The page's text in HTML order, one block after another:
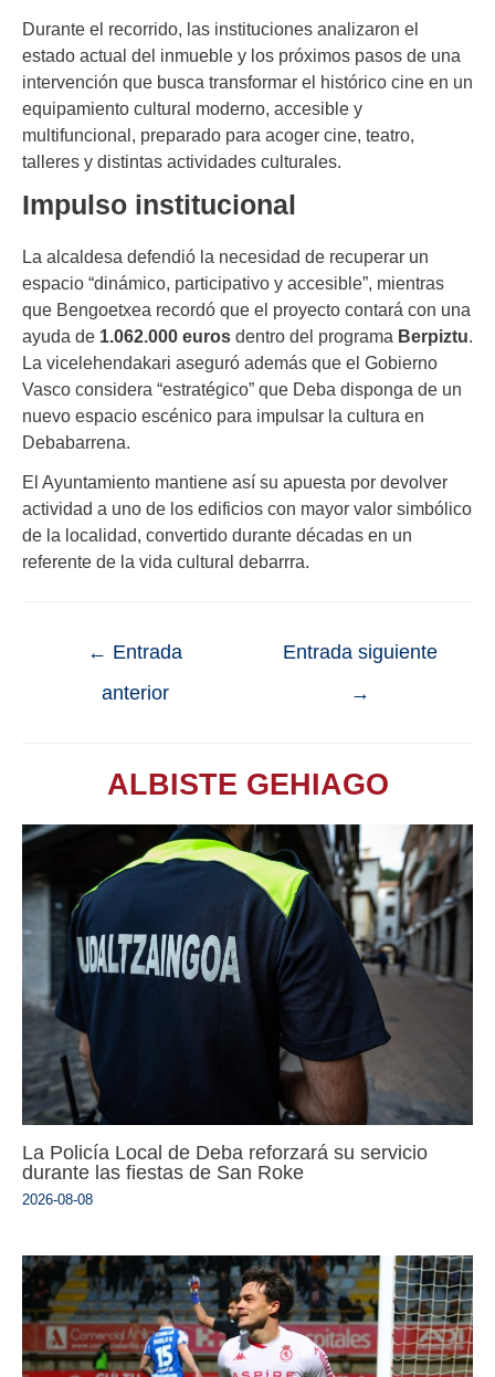
Durante el recorrido, las instituciones analizaron el
estado actual del inmueble y los próximos pasos de una
intervención que busca transformar el histórico cine en un
equipamiento cultural moderno, accesible y
multifuncional, preparado para acoger cine, teatro,
talleres y distintas actividades culturales.
Impulso institucional
La alcaldesa defendió la necesidad de recuperar un
espacio “dinámico, participativo y accesible”, mientras
que Bengoetxea recordó que el proyecto contará con una
ayuda de 1.062.000 euros dentro del programa Berpiztu.
La vicelehendakari aseguró además que el Gobierno
Vasco considera “estratégico” que Deba disponga de un
nuevo espacio escénico para impulsar la cultura en
Debabarrena.
El Ayuntamiento mantiene así su apuesta por devolver
actividad a uno de los edificios con mayor valor simbólico
de la localidad, convertido durante décadas en un
referente de la vida cultural debarrra.
← Entrada
anterior
Entrada siguiente
→
ALBISTE GEHIAGO
La Policía Local de Deba reforzará su servicio
durante las fiestas de San Roke
2026-08-08